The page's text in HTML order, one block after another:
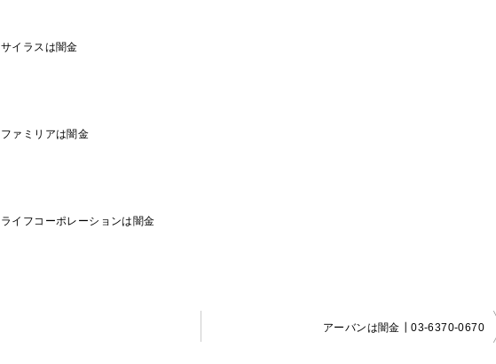
サイラスは闇金
ファミリアは闇金
ライフコーポレーションは闇金
アーバンは闇金┃03-6370-0670